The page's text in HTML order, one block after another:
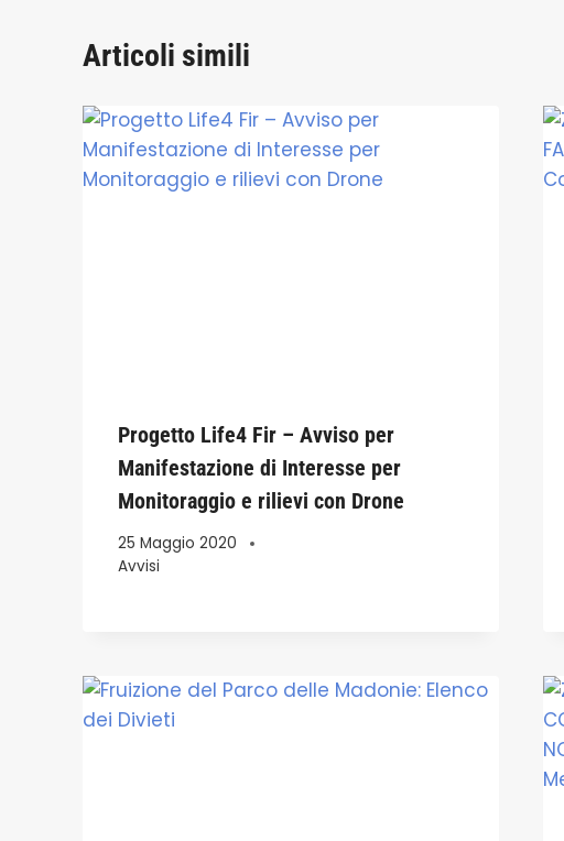
Articoli simili
Progetto Life4 Fir – Avviso per
Manifestazione di Interesse per
Monitoraggio e rilievi con Drone
25 Maggio 2020
Avvisi